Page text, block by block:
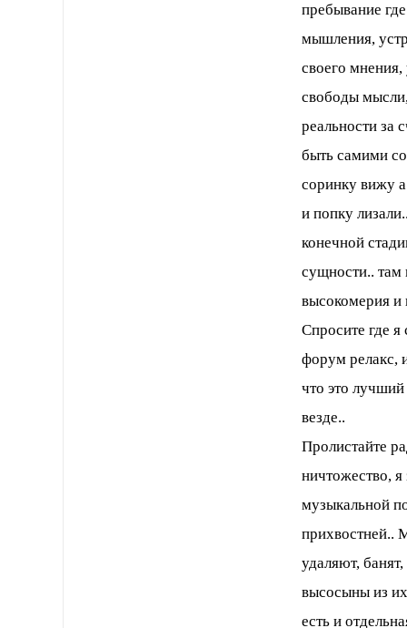
пребывание
мышления,
своего
свободы
реальности за
быть самими
соринку вижу
и попку
конечной
сущности..
высокомерия
Спросите где я
форум релакс,
что это
везде..
Пролистайте
ничтожество,
музыкальной
прихвостней..
удаляют,
высосыны из
есть и